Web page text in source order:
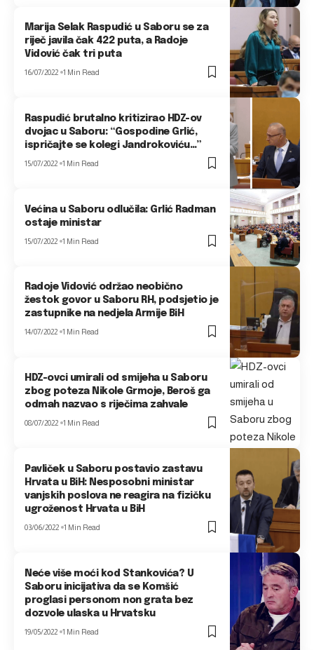
Marija Selak Raspudić u Saboru se za
riječ javila čak 422 puta, a Radoje
Vidović čak tri puta
16/07/2022 1 Min Read
Raspudić brutalno kritizirao HDZ-ov
dvojac u Saboru: “Gospodine Grlić,
ispričajte se kolegi Jandrokoviću…”
15/07/2022 1 Min Read
Većina u Saboru odlučila: Grlić Radman
ostaje ministar
15/07/2022 1 Min Read
Radoje Vidović održao neobično
žestok govor u Saboru RH, podsjetio je
zastupnike na nedjela Armije BiH
14/07/2022 1 Min Read
HDZ-ovci umirali od smijeha u Saboru
zbog poteza Nikole Grmoje, Beroš ga
odmah nazvao s riječima zahvale
08/07/2022 1 Min Read
Pavliček u Saboru postavio zastavu
Hrvata u BiH: Nesposobni ministar
vanjskih poslova ne reagira na fizičku
ugroženost Hrvata u BiH
03/06/2022 1 Min Read
Neće više moći kod Stankovića? U
Saboru inicijativa da se Komšić
proglasi personom non grata bez
dozvole ulaska u Hrvatsku
19/05/2022 1 Min Read